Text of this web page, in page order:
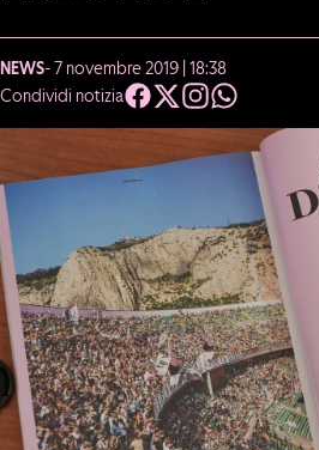
NEWS- 7 novembre 2019 | 18:38
Condividi notizia